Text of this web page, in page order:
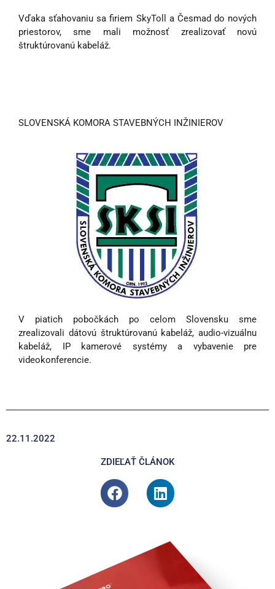
Vďaka sťahovaniu sa firiem SkyToll a Česmad do nových
priestorov, sme mali možnosť zrealizovať novú
štruktúrovanú kabeláž.
SLOVENSKÁ KOMORA STAVEBNÝCH INŽINIEROV
V piatich pobočkách po celom Slovensku sme
zrealizovali dátovú štruktúrovanú kabeláž, audio-vizuálnu
kabeláž, IP kamerové systémy a vybavenie pre
videokonferencie.
22.11.2022
ZDIEĽAŤ ČLÁNOK